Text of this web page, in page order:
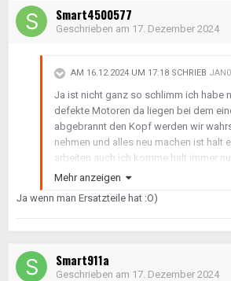
Smart4500577
Geschrieben am 17. Dezember 2024
AM 16.12.2024 UM 17:18 SCHRIEB
Ja ist nicht ganz so schlimm ich habe
defekte Motoren da liegen bei dem
abgebrannt den Kopf werden wir
nehmen und alles neu machen ist halt
arbeiten auch ich komme halt immer
Wochenende dazu
Mehr anzeigen
Ja wenn man Ersatzteile hat :O)
Smart911a
Geschrieben am 17. Dezember 2024